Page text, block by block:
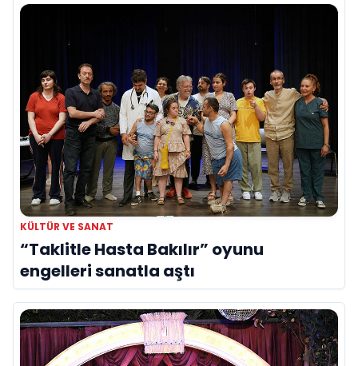
KÜLTÜR VE SANAT
“Taklitle Hasta Bakılır” oyunu
engelleri sanatla aştı